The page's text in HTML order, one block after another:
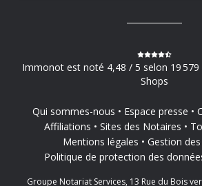
Immonot est noté 4,48 / 5 selon 19 579
Shops
Qui sommes-nous Espace presse
Affiliations
Sites des Notaires
Mentions légales
Gestion
Politique de protection des
Groupe Notariat Services, 13 Rue du Bois